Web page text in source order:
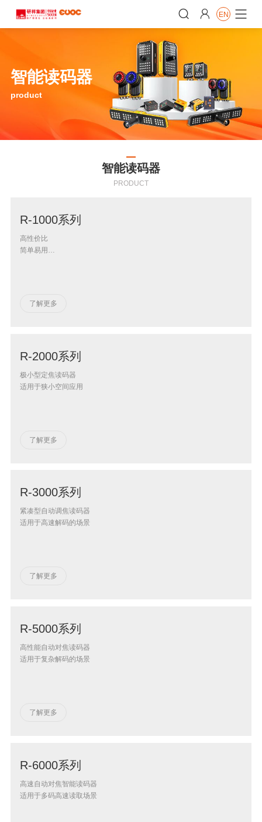


 EN
智能读码器
product
智能读码器
PRODUCT
R-1000系列
高性价比
简单易用
了解更多
R-2000系列
极小型定焦读码器
适用于狭小空间应用
了解更多
R-3000系列
紧凑型自动调焦读码器
适用于高速解码的场景
了解更多
R-5000系列
高性能自动对焦读码器
适用于复杂解码的场景
了解更多
R-6000系列
高速自动对焦智能读码器
适用于多码高速读取场景